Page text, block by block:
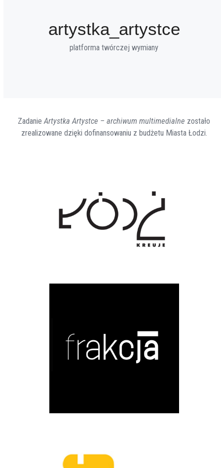
artystka_artystce
platforma twórczej wymiany
ZadanieArtystka Artystce – archiwum multimedialne zostało
zrealizowane dzięki dofinansowaniu z budżetu Miasta Łodzi.